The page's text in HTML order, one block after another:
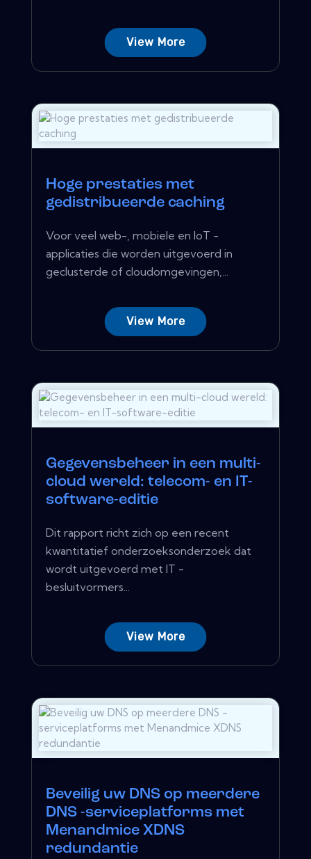
View More
Hoge prestaties met
gedistribueerde caching
Voor veel web-, mobiele en IoT -
applicaties die worden uitgevoerd in
geclusterde of cloudomgevingen,...
View More
Gegevensbeheer in een multi-
cloud wereld: telecom- en IT-
software-editie
Dit rapport richt zich op een recent
kwantitatief onderzoeksonderzoek dat
wordt uitgevoerd met IT -
besluitvormers...
View More
Beveilig uw DNS op meerdere
DNS -serviceplatforms met
Menandmice XDNS
redundantie